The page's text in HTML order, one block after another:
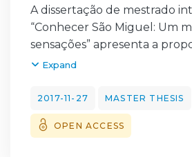
A dissertação de mestrado
“Conhecer São Miguel: Um
sensações” apresenta a
projecto para renovar o
vista a prepara-la para
costa de São Miguel e, ao
divulgar as paisagens e os
Expand
2017-11-27 MASTER THESIS
OPEN ACCESS